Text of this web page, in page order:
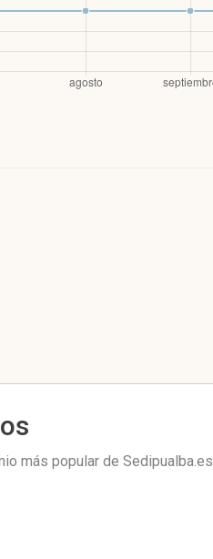
más popular de Sedipualba.es